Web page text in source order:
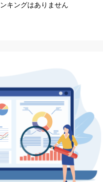
キングはありません